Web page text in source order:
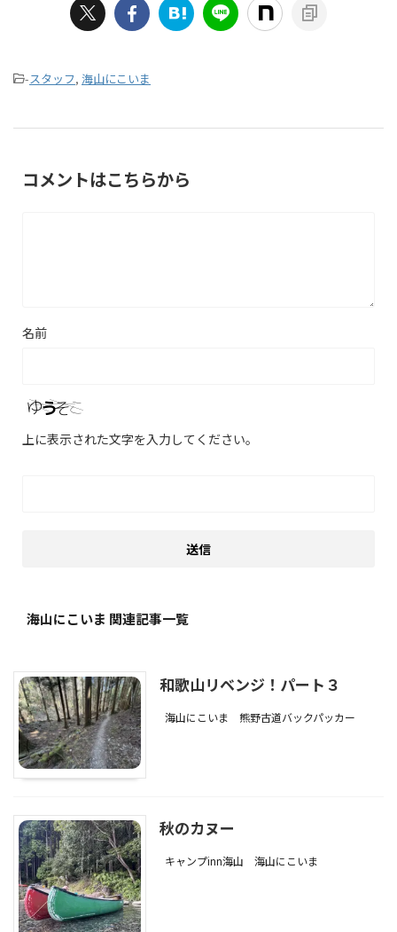
-スタッフ, 海山にこいま
コメントはこちらから
名前
上に表示された文字を入力してください。
海山にこいま 関連記事一覧
和歌山リベンジ！パート３
海山にこいま 熊野古道バックパッカー
秋のカヌー
キャンプinn海山 海山にこいま